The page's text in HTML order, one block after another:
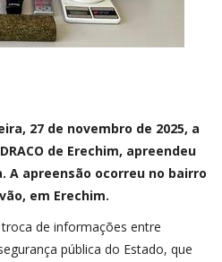
27 de novembro de 2025, a
de Erechim, apreendeu
A apreensão ocorreu no bairro
em Erechim.
de informações entre
pública do Estado, que